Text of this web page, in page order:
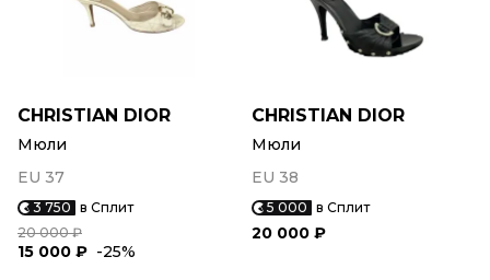
CHRISTIAN DIOR
Мюли
EU 37
3 750 в Сплит
20 000 ₽
15 000 ₽ -25%
CHRISTIAN DIOR
Мюли
EU 38
5 000 в Сплит
20 000 ₽